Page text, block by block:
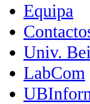
Equipa
Univ.
LabCom